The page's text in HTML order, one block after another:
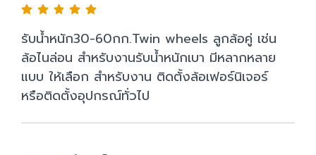
รับน้ำหนัก30-60กก.Twin wheels ลูกล้อคู่ เช่น
ล้อไนล่อน สำหรับงานรับน้ำหนักเบา มีหลากหลาย
แบบ ให้เลือก สำหรับงาน ติดตั้งล้อเฟอร์นิเจอร์
หรือติดตั้งอุปกรณ์ทั่วไป